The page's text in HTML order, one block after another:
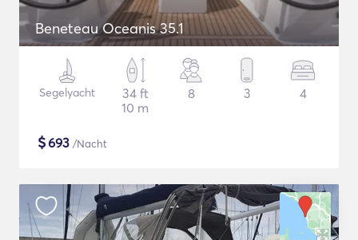
Beneteau Oceanis 35.1
Segelyacht
34 ft
10 m
8 3 4
$693 /Nacht